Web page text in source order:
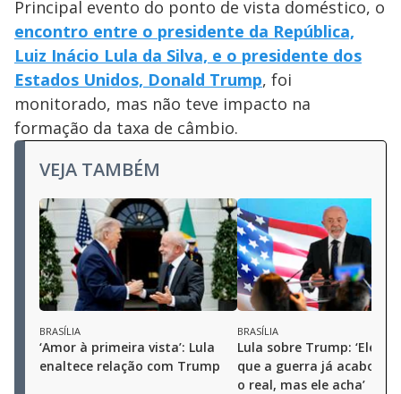
Principal evento do ponto de vista doméstico, o
encontro entre o presidente da República,
Luiz Inácio Lula da Silva, e o presidente dos
Estados Unidos, Donald Trump, foi
monitorado, mas não teve impacto na
formação da taxa de câmbio.
VEJA TAMBÉM
BRASÍLIA
‘Amor à primeira vista’: Lula
enaltece relação com Trump
BRASÍLIA
Lula sobre Trump: ‘Ele
que a guerra já acabou;
o real, mas ele acha’